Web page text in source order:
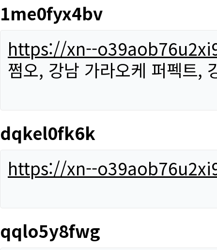
1me0fyx4bv
https://xn--
쩜오, 강남 가라오케 퍼펙트,
dqkel0fk6k
https://xn--
qqlo5y8fwg